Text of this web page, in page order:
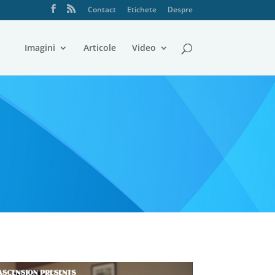
Contact Etichete Despre
Imagini Articole Video